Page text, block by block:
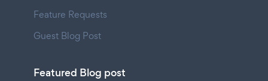
Feature Requests
Guest Blog Post
Featured Blog post